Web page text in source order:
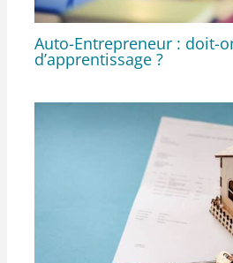
Auto-Entrepreneur : doit-
d’apprentissage ?